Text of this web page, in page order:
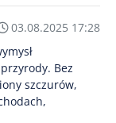
03.08.2025 17:28
Bez
szczurów,